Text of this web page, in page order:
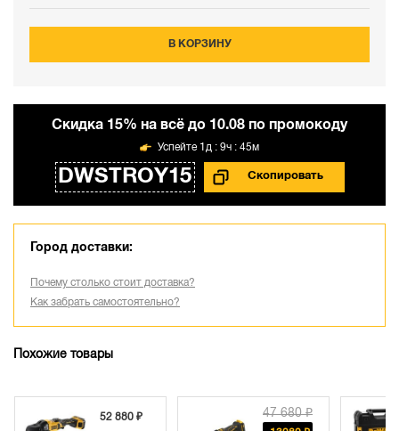
В КОРЗИНУ
Cкидка 15% на всё до 10.08 по промокоду
DWSTROY15
1д : 9ч : 45м
Город доставки:
Почему столько стоит доставка?
Как забрать самостоятельно?
Похожие товары
52 880 ₽ 47 680 ₽